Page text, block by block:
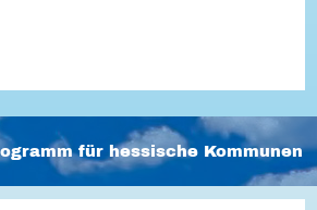
für hessische Kommunen